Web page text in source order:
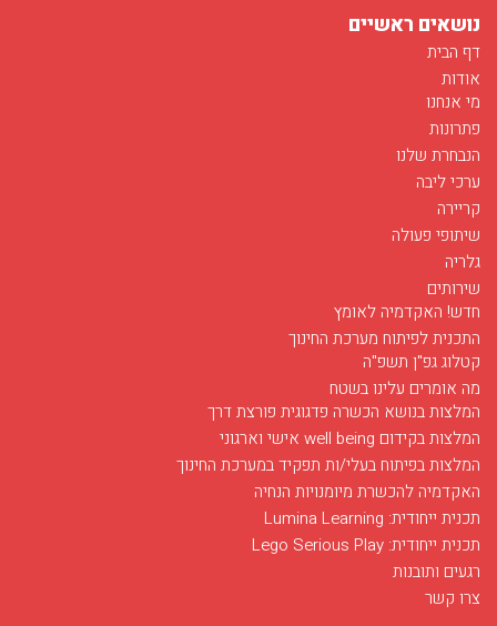
צרו קשר
נושאים ראשיים
דף הבית
אודות
מי אנחנו
פתרונות
הנבחרת שלנו
ערכי ליבה
קריירה
שיתופי פעולה
גלריה
שירותים
חדש! האקדמיה לאומץ
התכנית לפיתוח מערכת החינוך
קטלוג גפ"ן תשפ"ה
מה אומרים עלינו בשטח
המלצות בנושא הכשרה פדגוגית פורצת דרך
המלצות בקידום well being אישי וארגוני
המלצות בפיתוח בעלי/ות תפקיד במערכת החינוך
האקדמיה להכשרת מיומנויות הנחיה
תכנית ייחודית: Lumina Learning
תכנית ייחודית: Lego Serious Play
חודש מאי בסימן רפואה
03/12/2017
חודש מאי בפלג מוקדש לפרויקט הנחיה של מועמדים ללימודי רפואה...